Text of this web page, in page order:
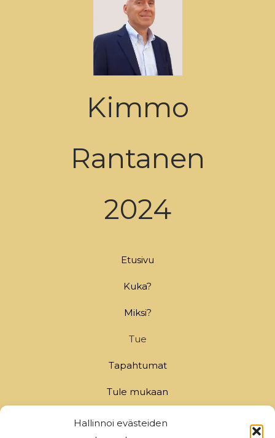
Hallinnoi evästeiden
Kimmo
Rantanen
2024
Etusivu
Kuka?
Miksi?
Tue
Tapahtumat
Tule mukaan
Kannattajakortti